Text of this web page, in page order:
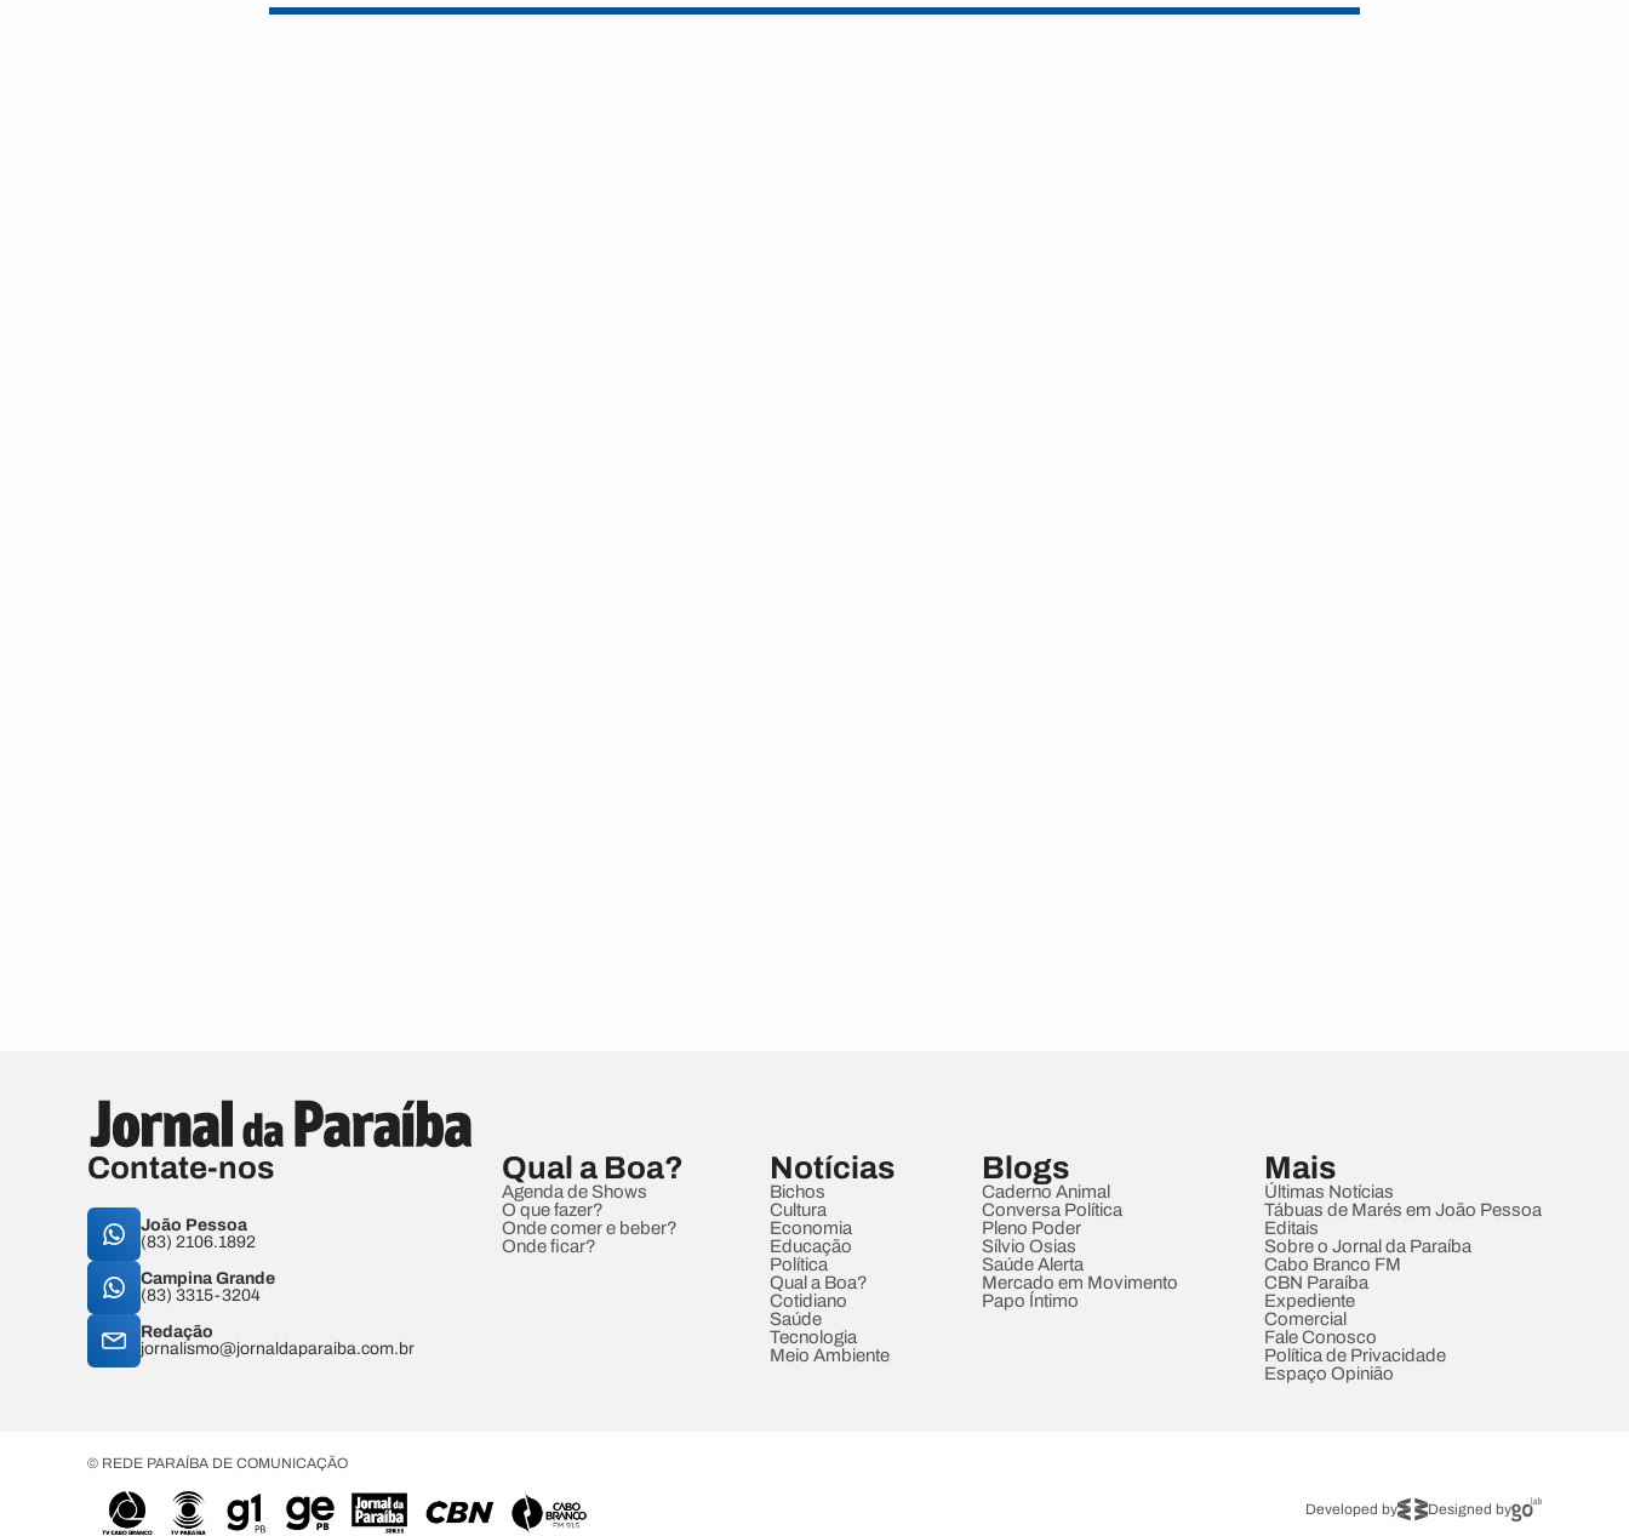
Contate-nos
João Pessoa
(83) 2106.1892
Campina Grande
(83) 3315-3204
Redação
jornalismo@jornaldaparaiba.com.br
Qual a Boa?
Agenda de Shows
O que fazer?
Onde comer e beber?
Onde ficar?
Notícias
Bichos
Cultura
Economia
Educação
Política
Qual a Boa?
Cotidiano
Saúde
Tecnologia
Meio Ambiente
Blogs
Caderno Animal
Conversa Política
Pleno Poder
Sílvio Osias
Saúde Alerta
Mercado em Movimento
Papo Íntimo
Mais
Últimas Notícias
Tábuas de Marés em João Pessoa
Editais
Sobre o Jornal da Paraíba
Cabo Branco FM
CBN Paraíba
Expediente
Comercial
Fale Conosco
Política de Privacidade
Espaço Opinião
© REDE PARAÍBA DE COMUNICAÇÃO
Developed by Designed by